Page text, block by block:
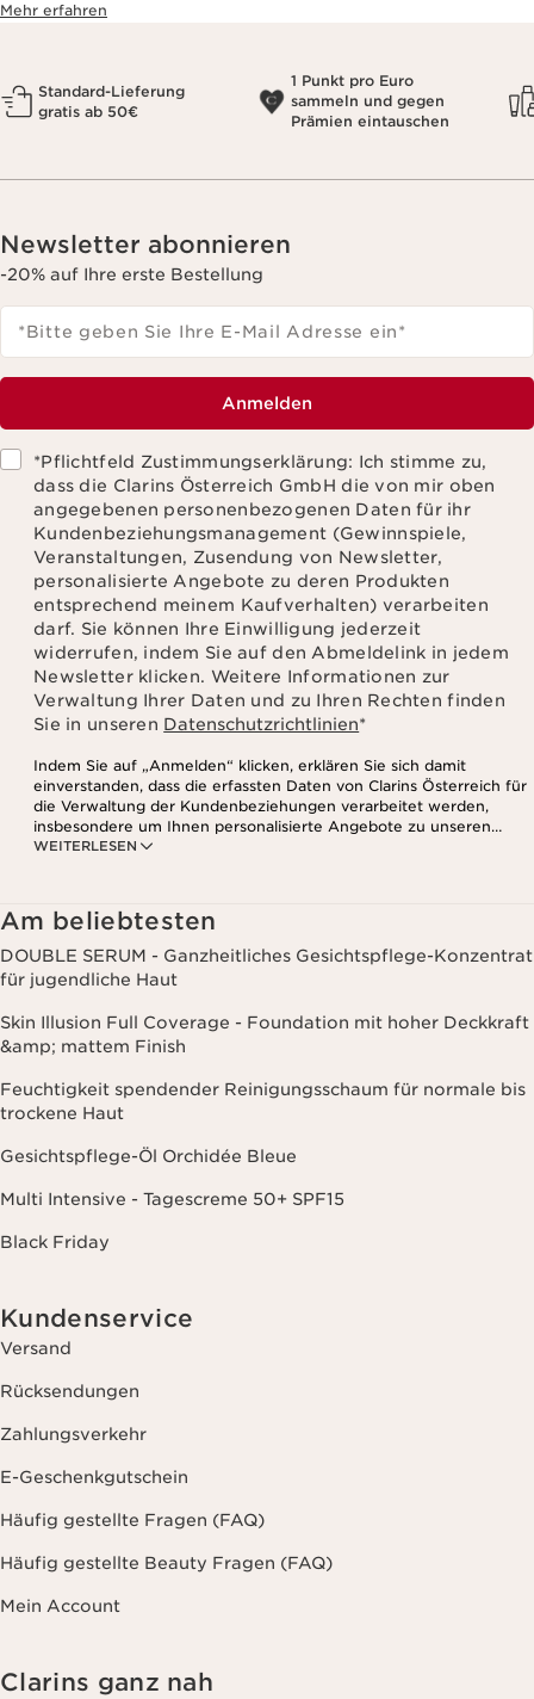
Mehr erfahren
Standard-Lieferung
gratis ab 50€
1 Punkt pro Euro
sammeln und gegen
Prämien eintauschen
Newsletter abonnieren
-20% auf Ihre erste Bestellung
*Bitte geben Sie Ihre E-Mail Adresse ein*
Anmelden
*Pflichtfeld Zustimmungserklärung: Ich stimme zu,
dass die Clarins Österreich GmbH die von mir oben
angegebenen personenbezogenen Daten für ihr
Kundenbeziehungsmanagement (Gewinnspiele,
Veranstaltungen, Zusendung von Newsletter,
personalisierte Angebote zu deren Produkten
entsprechend meinem Kaufverhalten) verarbeiten
darf. Sie können Ihre Einwilligung jederzeit
widerrufen, indem Sie auf den Abmeldelink in jedem
Newsletter klicken. Weitere Informationen zur
Verwaltung Ihrer Daten und zu Ihren Rechten finden
Sie in unseren Datenschutzrichtlinien*
WEITERLESEN
Indem Sie auf „Anmelden“ klicken, erklären Sie sich damit
einverstanden, dass die erfassten Daten von Clarins Österreich für
die Verwaltung der Kundenbeziehungen verarbeitet werden,
insbesondere um Ihnen personalisierte Angebote zu unseren
Produkten und Dienstleistungen entsprechend Ihrem
Websites Dritter, sowie für analytische Zwecke.
Am beliebtesten
DOUBLE SERUM - Ganzheitliches Gesichtspflege-Konzentrat
für jugendliche Haut
Skin Illusion Full Coverage - Foundation mit hoher Deckkraft
&amp; mattem Finish
Feuchtigkeit spendender Reinigungsschaum für normale bis
trockene Haut
Gesichtspflege-Öl Orchidée Bleue
Multi Intensive - Tagescreme 50+ SPF15
Black Friday
Kundenservice
Versand
Rücksendungen
Zahlungsverkehr
E-Geschenkgutschein
Häufig gestellte Fragen (FAQ)
Häufig gestellte Beauty Fragen (FAQ)
Mein Account
Clarins ganz nah